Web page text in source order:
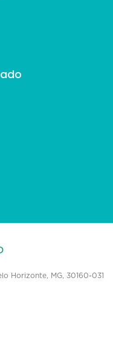
Horizonte, MG, 30160-031